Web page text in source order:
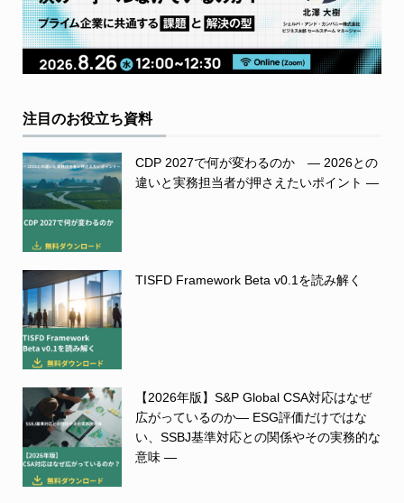
注目のお役立ち資料
CDP 2027で何が変わるのか ― 2026との
違いと実務担当者が押さえたいポイント ―
TISFD Framework Beta v0.1を読み解く
【2026年版】S&P Global CSA対応はなぜ
広がっているのか― ESG評価だけではな
い、SSBJ基準対応との関係やその実務的な
意味 ―